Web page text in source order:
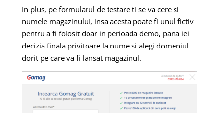
In plus, pe formularul de testare ti se va cere si
numele magazinului, insa acesta poate fi unul fictiv
pentru a fi folosit doar in perioada demo, pana iei
decizia finala privitoare la nume si alegi domeniul
dorit pe care va fi lansat magazinul.